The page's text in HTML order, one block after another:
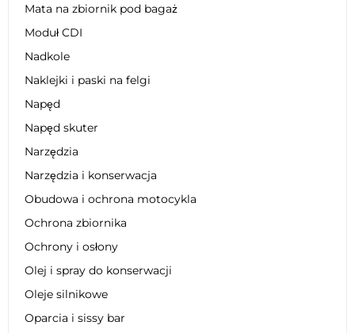
Mata na zbiornik pod bagaż
Moduł CDI
Nadkole
Naklejki i paski na felgi
Napęd
Napęd skuter
Narzędzia
Narzędzia i konserwacja
Obudowa i ochrona motocykla
Ochrona zbiornika
Ochrony i osłony
Olej i spray do konserwacji
Oleje silnikowe
Oparcia i sissy bar